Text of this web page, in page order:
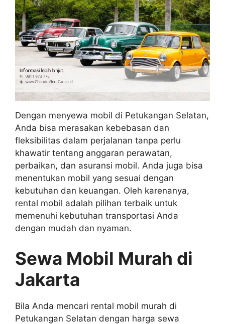
Dengan menyewa mobil di Petukangan Selatan,
Anda bisa merasakan kebebasan dan
fleksibilitas dalam perjalanan tanpa perlu
khawatir tentang anggaran perawatan,
perbaikan, dan asuransi mobil. Anda juga bisa
menentukan mobil yang sesuai dengan
kebutuhan dan keuangan. Oleh karenanya,
rental mobil adalah pilihan terbaik untuk
memenuhi kebutuhan transportasi Anda
dengan mudah dan nyaman.
Sewa Mobil Murah di
Jakarta
Bila Anda mencari rental mobil murah di
Petukangan Selatan dengan harga sewa